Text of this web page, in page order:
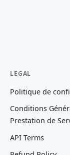
LEGAL
Politique de
Conditions
Prestation de
API Terms